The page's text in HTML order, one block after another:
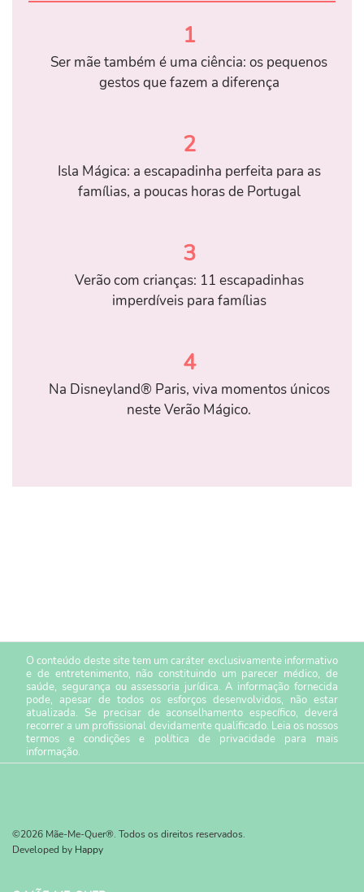
1
Ser mãe também é uma ciência: os pequenos
gestos que fazem a diferença
2
Isla Mágica: a escapadinha perfeita para as
famílias, a poucas horas de Portugal
3
Verão com crianças: 11 escapadinhas
imperdíveis para famílias
4
Na Disneyland® Paris, viva momentos únicos
neste Verão Mágico.
O conteúdo deste site tem um caráter exclusivamente informativo
e de entretenimento, não constituindo um parecer médico, de
saúde, segurança ou assessoria jurídica. A informação fornecida
pode, apesar de todos os esforços desenvolvidos, não estar
atualizada. Se precisar de aconselhamento específico, deverá
recorrer a um profissional devidamente qualificado. Leia os nossos
termos e condiçõese política de privacidade para mais
informação.
©2026 Mãe-Me-Quer®. Todos os direitos reservados.
Developed by Happy